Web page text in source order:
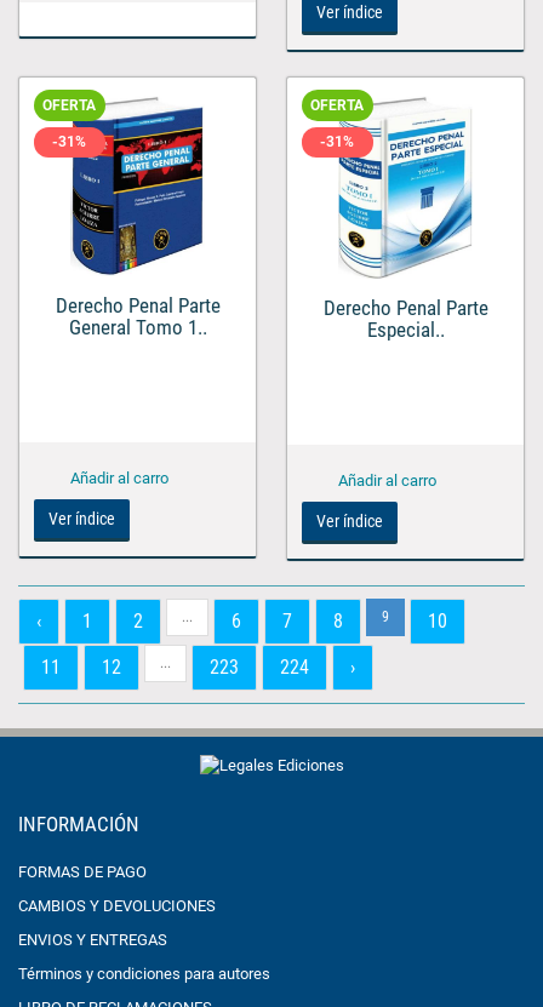
Ver índice
OFERTA
-31%
Derecho Penal Parte
General Tomo 1..
Ver índice
OFERTA
-31%
Derecho Penal Parte
Especial..
Ver índice
‹ 1 2 ... 6 7 8 9
10
11
12 ... 223 224 ›
INFORMACIÓN
FORMAS DE PAGO
CAMBIOS Y DEVOLUCIONES
ENVIOS Y ENTREGAS
Términos y condiciones para autores